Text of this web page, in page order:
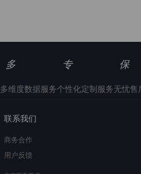
多
多维度数据服务
专
个性化定制服务
保
无忧售
联系我们
商务合作
用户反馈